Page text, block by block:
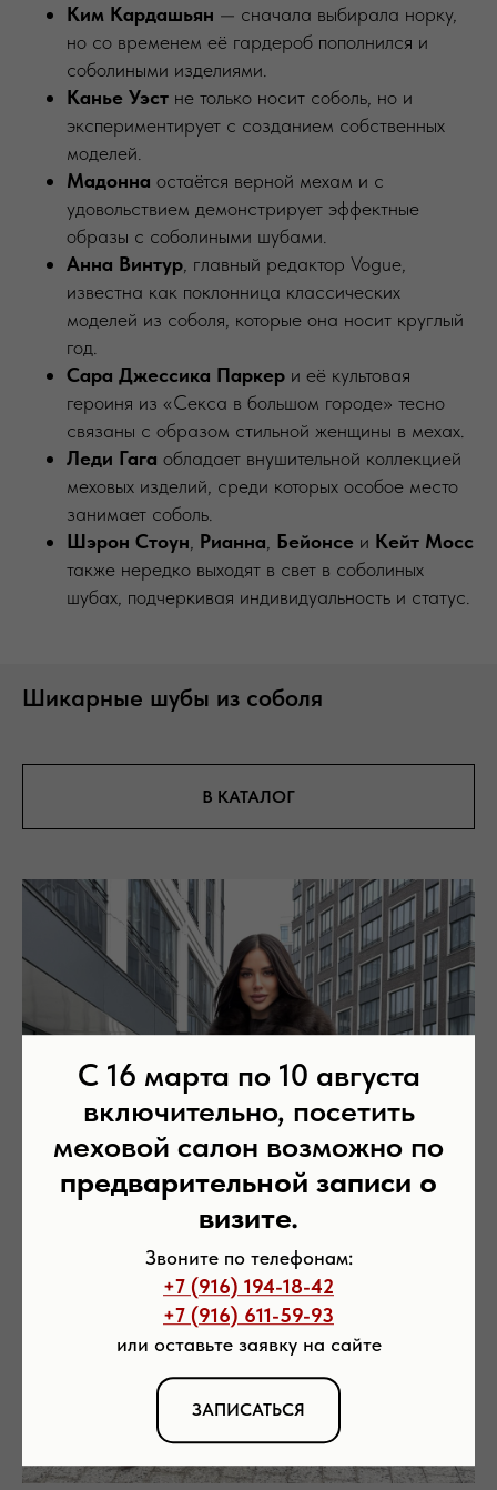
С 16 марта по 10 августа
включительно, посетить
меховой салон возможно по
предварительной записи о
визите.
Звоните по телефонам:
+7 (916) 194-18-42
+7 (916) 611-59-93
или оставьте заявку на сайте
ЗАПИСАТЬСЯ
Ким Кардашьян — сначала выбирала норку,
но со временем её гардероб пополнился и
соболиными изделиями.
Канье Уэст не только носит соболь, но и
экспериментирует с созданием собственных
моделей.
Мадонна остаётся верной мехам и с
удовольствием демонстрирует эффектные
образы с соболиными шубами.
Анна Винтур , главный редактор Vogue,
известна как поклонница классических
моделей из соболя, которые она носит круглый
год.
Сара Джессика Паркер и её культовая
героиня из «Секса в большом городе» тесно
связаны с образом стильной женщины в мехах.
Леди Гага обладает внушительной коллекцией
меховых изделий, среди которых особое место
занимает соболь.
Шэрон Стоун Рианна Бейонсе и Кейт Мосс
также нередко выходят в свет в соболиных
шубах, подчеркивая индивидуальность и статус.
Шикарные шубы из соболя
В КАТАЛОГ